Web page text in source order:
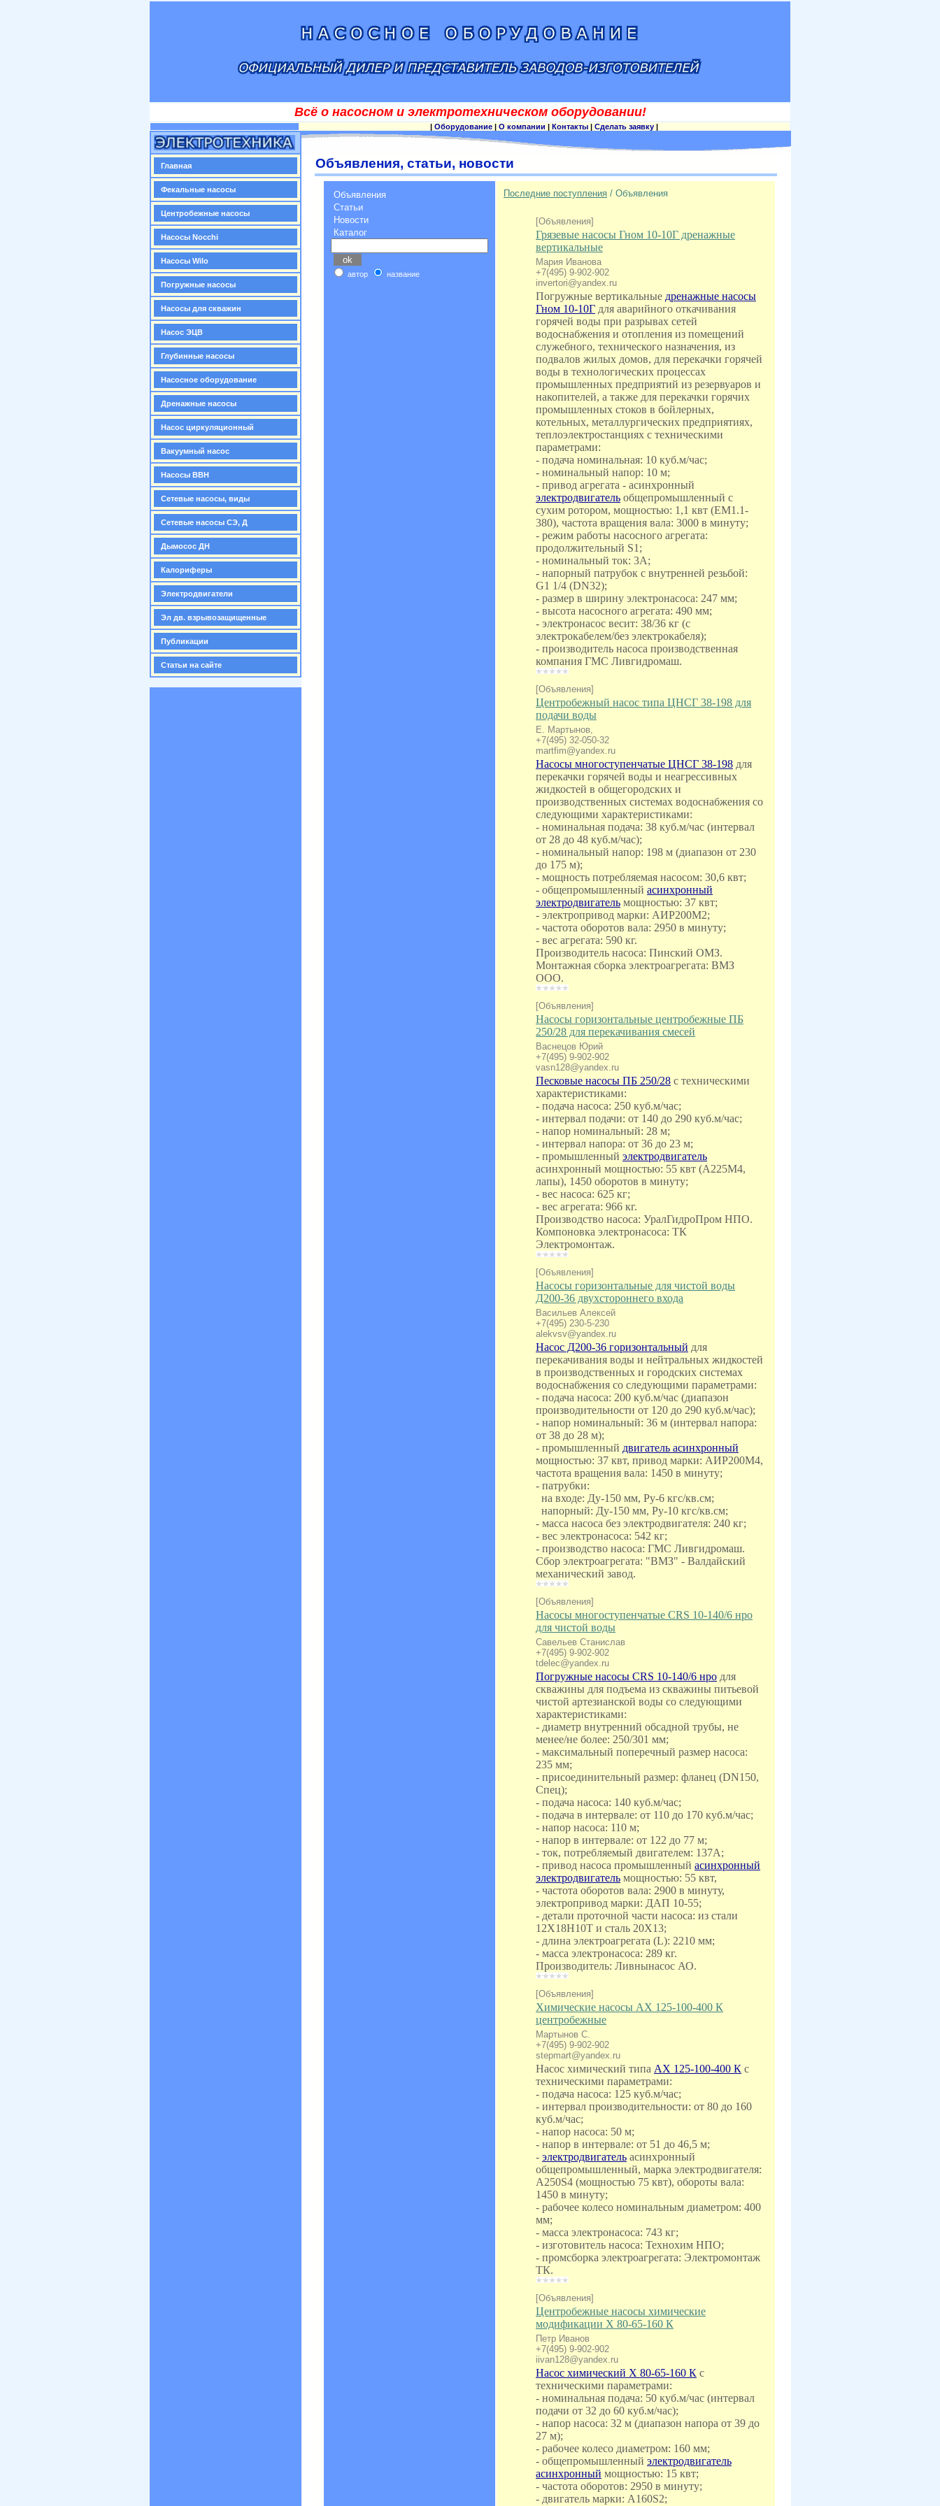
Всё о насосном и электротехническом оборудовании!
| Оборудование | О компании | Контакты | Сделать заявку |
Главная
Фекальные насосы
Центробежные насосы
Насосы Nocchi
Насосы Wilo
Погружные насосы
Насосы для скважин
Насос ЭЦВ
Глубинные насосы
Насосное оборудование
Дренажные насосы
Насос циркуляционный
Вакуумный насос
Насосы ВВН
Сетевые насосы, виды
Сетевые насосы СЭ, Д
Дымосос ДН
Калориферы
Электродвигатели
Эл дв. взрывозащищенные
Публикации
Статьи на сайте
Объявления, статьи, новости
Объявления
Статьи
Новости
Каталог
автор название
Последние поступления / Объявления
[Объявления]
Грязевые насосы Гном 10-10Г дренажные
вертикальные
Мария Иванова
+7(495) 9-902-902
invertori@yandex.ru
Погружные вертикальные дренажные насосы
Гном 10-10Г для аварийного откачивания
горячей воды при разрывах сетей
водоснабжения и отопления из помещений
служебного, технического назначения, из
подвалов жилых домов, для перекачки горячей
воды в технологических процессах
промышленных предприятий из резервуаров и
накопителей, а также для перекачки горячих
промышленных стоков в бойлерных,
котельных, металлургических предприятиях,
теплоэлектростанциях с техническими
параметрами:
- подача номинальная: 10 куб.м/час;
- номинальный напор: 10 м;
- привод агрегата - асинхронный
электродвигатель общепромышленный с
сухим ротором, мощностью: 1,1 квт (EM1.1-
380), частота вращения вала: 3000 в минуту;
- режим работы насосного агрегата:
продолжительный S1;
- номинальный ток: 3А;
- напорный патрубок с внутренней резьбой:
G1 1/4 (DN32);
- размер в ширину электронасоса: 247 мм;
- высота насосного агрегата: 490 мм;
- электронасос весит: 38/36 кг (с
электрокабелем/без электрокабеля);
- производитель насоса производственная
компания ГМС Ливгидромаш.
[Объявления]
Центробежный насос типа ЦНСГ 38-198 для
подачи воды
Е. Мартынов,
+7(495) 32-050-32
martfim@yandex.ru
Насосы многоступенчатые ЦНСГ 38-198 для
перекачки горячей воды и неагрессивных
жидкостей в общегородских и
производственных системах водоснабжения со
следующими характеристиками:
- номинальная подача: 38 куб.м/час (интервал
от 28 до 48 куб.м/час);
- номинальный напор: 198 м (диапазон от 230
до 175 м);
- мощность потребляемая насосом: 30,6 квт;
- общепромышленный асинхронный
электродвигатель мощностью: 37 квт;
- электропривод марки: АИР200M2;
- частота оборотов вала: 2950 в минуту;
- вес агрегата: 590 кг.
Производитель насоса: Пинский ОМЗ.
Монтажная сборка электроагрегата: ВМЗ
ООО.
[Объявления]
Насосы горизонтальные центробежные ПБ
250/28 для перекачивания смесей
Васнецов Юрий
+7(495) 9-902-902
vasn128@yandex.ru
Песковые насосы ПБ 250/28 с техническими
характеристиками:
- подача насоса: 250 куб.м/час;
- интервал подачи: от 140 до 290 куб.м/час;
- напор номинальный: 28 м;
- интервал напора: от 36 до 23 м;
- промышленный электродвигатель
асинхронный мощностью: 55 квт (А225M4,
лапы), 1450 оборотов в минуту;
- вес насоса: 625 кг;
- вес агрегата: 966 кг.
Производство насоса: УралГидроПром НПО.
Компоновка электронасоса: ТК
Электромонтаж.
[Объявления]
Насосы горизонтальные для чистой воды
Д200-36 двухстороннего входа
Васильев Алексей
+7(495) 230-5-230
alekvsv@yandex.ru
Насос Д200-36 горизонтальный для
перекачивания воды и нейтральных жидкостей
в производственных и городских системах
водоснабжения со следующими параметрами:
- подача насоса: 200 куб.м/час (диапазон
производительности от 120 до 290 куб.м/час);
- напор номинальный: 36 м (интервал напора:
от 38 до 28 м);
- промышленный двигатель асинхронный
мощностью: 37 квт, привод марки: АИР200M4,
частота вращения вала: 1450 в минуту;
- патрубки:
на входе: Ду-150 мм, Ру-6 кгс/кв.см;
напорный: Ду-150 мм, Ру-10 кгс/кв.см;
- масса насоса без электродвигателя: 240 кг;
- вес электронасоса: 542 кг;
- производство насоса: ГМС Ливгидромаш.
Сбор электроагрегата: "ВМЗ" - Валдайский
механический завод.
[Объявления]
Насосы многоступенчатые CRS 10-140/6 нро
для чистой воды
Савельев Станислав
+7(495) 9-902-902
tdelec@yandex.ru
Погружные насосы CRS 10-140/6 нро для
скважины для подъема из скважины питьевой
чистой артезианской воды со следующими
характеристиками:
- диаметр внутренний обсадной трубы, не
менее/не более: 250/301 мм;
- максимальный поперечный размер насоса:
235 мм;
- присоединительный размер: фланец (DN150,
Спец);
- подача насоса: 140 куб.м/час;
- подача в интервале: от 110 до 170 куб.м/час;
- напор насоса: 110 м;
- напор в интервале: от 122 до 77 м;
- ток, потребляемый двигателем: 137А;
- привод насоса промышленный асинхронный
электродвигатель мощностью: 55 квт,
- частота оборотов вала: 2900 в минуту,
электропривод марки: ДАП 10-55;
- детали проточной части насоса: из стали
12Х18Н10Т и сталь 20Х13;
- длина электроагрегата (L): 2210 мм;
- масса электронасоса: 289 кг.
Производитель: Ливнынасос АО.
[Объявления]
Химические насосы АХ 125-100-400 К
центробежные
Мартынов С.
+7(495) 9-902-902
stepmart@yandex.ru
Насос химический типа АХ 125-100-400 К с
техническими параметрами:
- подача насоса: 125 куб.м/час;
- интервал производительности: от 80 до 160
куб.м/час;
- напор насоса: 50 м;
- напор в интервале: от 51 до 46,5 м;
- электродвигатель асинхронный
общепромышленный, марка электродвигателя:
A250S4 (мощностью 75 квт), обороты вала:
1450 в минуту;
- рабочее колесо номинальным диаметром: 400
мм;
- масса электронасоса: 743 кг;
- изготовитель насоса: Технохим НПО;
- промсборка электроагрегата: Электромонтаж
ТК.
[Объявления]
Центробежные насосы химические
модификации Х 80-65-160 К
Петр Иванов
+7(495) 9-902-902
iivan128@yandex.ru
Насос химический Х 80-65-160 К с
техническими параметрами:
- номинальная подача: 50 куб.м/час (интервал
подачи от 32 до 60 куб.м/час);
- напор насоса: 32 м (диапазон напора от 39 до
27 м);
- рабочее колесо диаметром: 160 мм;
- общепромышленный электродвигатель
асинхронный мощностью: 15 квт;
- частота оборотов: 2950 в минуту;
- двигатель марки: А160S2;